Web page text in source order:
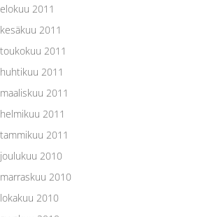
elokuu 2011
kesäkuu 2011
toukokuu 2011
huhtikuu 2011
maaliskuu 2011
helmikuu 2011
tammikuu 2011
joulukuu 2010
marraskuu 2010
lokakuu 2010